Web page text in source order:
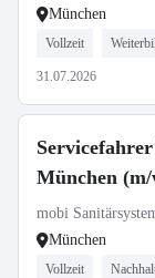
München
Vollzeit
31.07.2026
München
mobi
München
Vollzeit